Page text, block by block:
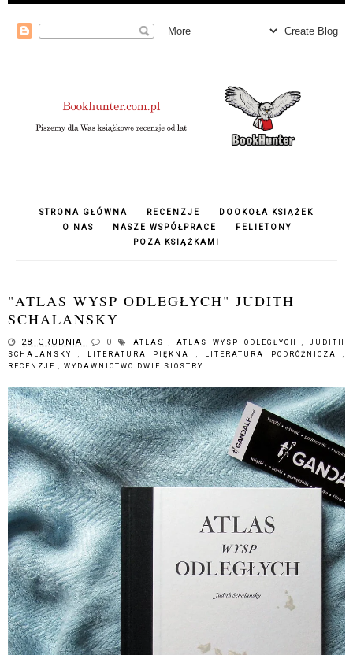
STRONA GŁÓWNA RECENZJE
DOOKOŁA KSIĄŻEK
O NAS
NASZE WSPÓŁPRACE
FELIETONY
POZA KSIĄŻKAMI
"ATLAS WYSP ODLEGŁYCH" JUDITH
SCHALANSKY
28 GRUDNIA 0 ATLAS, ATLAS WYSP ODLEGŁYCH, JUDITH
SCHALANSKY, LITERATURA PIĘKNA , LITERATURA PODRÓŻNICZA,
RECENZJE , WYDAWNICTWO DWIE SIOSTRY